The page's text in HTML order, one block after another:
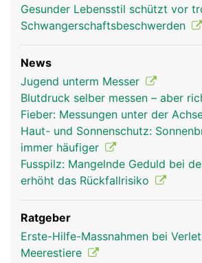
Gesunder Lebensstil schützt vor
Schwangerschaftsbeschwerden
News
Jugend unterm Messer
Blutdruck selber messen – aber
Fieber: Messungen unter der
Haut- und Sonnenschutz:
immer häufiger
Fusspilz: Mangelnde Geduld bei
erhöht das Rückfallrisiko
Ratgeber
Erste-Hilfe-Massnahmen bei
Meerestiere